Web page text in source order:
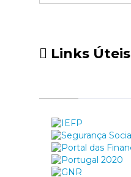
Links Úteis